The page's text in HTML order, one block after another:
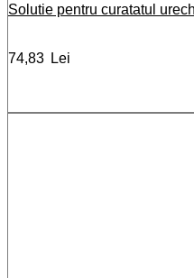
Solutie pentru curatatul
74,83 Lei